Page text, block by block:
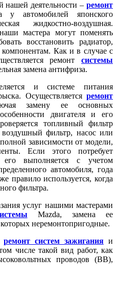
нашей деятельности – ремонт
автомобилей японского
жидкостно-воздушная.
мастера могут поменять
восстановить радиатор,
Как и в случае с
ремонт системы
замена антифриза.
и системе питания
Осуществляется ремонт
замену ее основных
двигателя и его
топливный фильтр
фильтр, насос или
зависимости от модели,
Если этого потребует
выполняется с учетом
автомобиля, года
правило используется, когда
фильтра.
услуг нашими мастерами
Mazda, замена ее
неремонтопригодные.
ремонт систем зажиганияи
числе такой вид работ, как
проводов (ВВ),